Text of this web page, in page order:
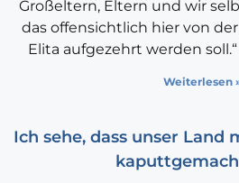
Großeltern, Eltern und wir
das offensichtlich hier von
Elita aufgezehrt werden
Weiterlesen
Ich sehe, dass unser Land